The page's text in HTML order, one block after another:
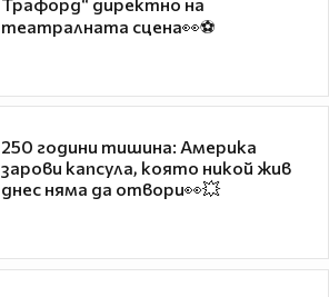
театралната сцена👀⚽
250 години тишина: Америка
зарови капсула, която никой жив
днес няма да отвори👀💥